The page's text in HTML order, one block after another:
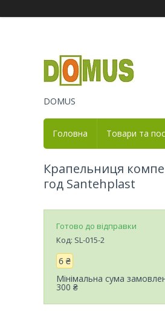
DOMUS
Головна Товари та
Крапельниця
год Santehplast
Готово до відправки
Код: SL-015-2
6 ₴
Мінімальна сума
300 ₴